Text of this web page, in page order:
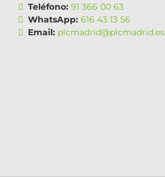
Teléfono: 91 366 00 63
WhatsApp: 616 43 13 56
Email: plcmadrid@plcmadrid.es